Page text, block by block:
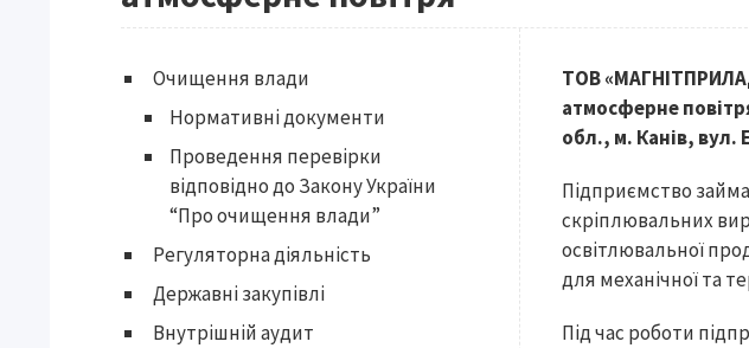
ТОВ
атмосферне
обл., м. Канів, вул.
Підприємство
скріплювальних
освітлювальної
для механічної та
Під час роботи
Очищення влади
Нормативні документи
Проведення перевірки
відповідно до Закону України
“Про очищення влади”
Регуляторна діяльність
Державні закупівлі
Внутрішній аудит